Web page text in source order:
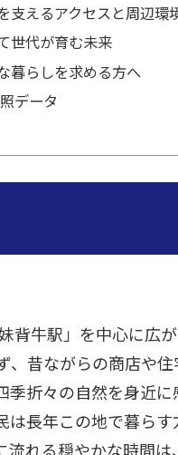
支えるアクセスと周辺環
世代が育む未来
暮らしを求める方へ
データ
牛駅」を中心に広
昔ながらの商店や
季折々の自然を身近
長年この地で暮ら
れる穏やかな時間